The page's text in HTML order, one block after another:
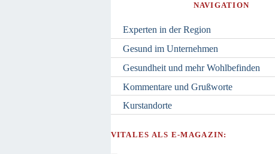
NAVIGATION
Experten in der Region
Gesund im Unternehmen
Gesundheit und mehr Wohlbefinden
Kommentare und Grußworte
Kurstandorte
VITALES ALS E-MAGAZIN: